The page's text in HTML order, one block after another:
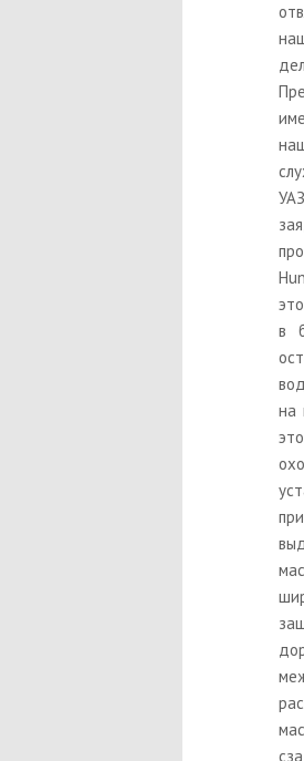
в
на